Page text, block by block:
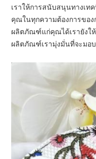
เราให้การสนับสนุนทางเท
คุณในทุกความต้องการขอ
ผลิตภัณฑ์แก่คุณได้เรายังใ
ผลิตภัณฑ์เรามุ่งมั่นที่จะมอ